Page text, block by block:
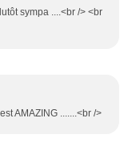
sympa ....<br /> <br
AMAZING .......<br />